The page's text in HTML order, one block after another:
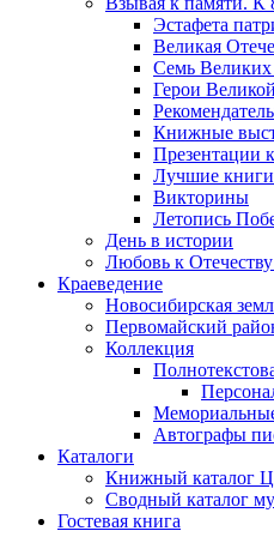
Эcтафета
Великая
Семь
Герои
Книжные
Презентации
Лучшие
Викторины
Летопись
День в истории
Любовь к
Краеведение
Новосибирская
Первомайский
Коллекция
Автографы
Каталоги
Книжный каталог
Сводный каталог
Гостевая книга